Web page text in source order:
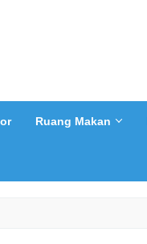
Ruang Makan